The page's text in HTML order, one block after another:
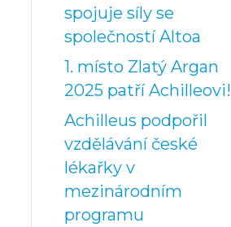
spojuje síly se
společností Altoa
1. místo Zlatý Argan
2025 patří Achilleovi!
Achilleus podpořil
vzdělávání české
lékařky v
mezinárodním
programu